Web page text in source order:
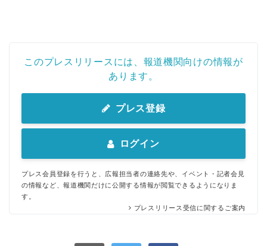
このプレスリリースには、報道機関向けの情報が
あります。
プレス登録
ログイン
プレス会員登録を行うと、広報担当者の連絡先や、イベント・記者会見
の情報など、報道機関だけに公開する情報が閲覧できるようになりま
す。
プレスリリース受信に関するご案内